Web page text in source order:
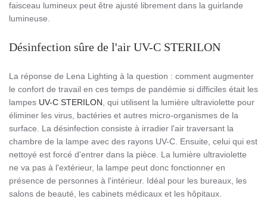
faisceau lumineux peut être ajusté librement dans la guirlande
lumineuse.
Désinfection sûre de l'air UV-C STERILON
La réponse de Lena Lighting à la question : comment augmenter
le confort de travail en ces temps de pandémie si difficiles était les
lampes UV-C STERILON , qui utilisent la lumière ultraviolette pour
éliminer les virus, bactéries et autres micro-organismes de la
surface.
La désinfection consiste à irradier l'air traversant la
chambre de la lampe avec des rayons UV-C. Ensuite, celui qui est
nettoyé est forcé d'entrer dans la pièce.
La lumière ultraviolette
ne va pas à l'extérieur, la lampe peut donc fonctionner en
présence de personnes à l'intérieur. Idéal pour les bureaux, les
salons de beauté, les cabinets médicaux et les hôpitaux.